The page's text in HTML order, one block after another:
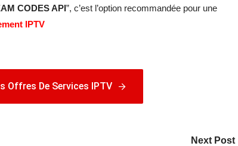
CODES API”, c’est l’option recommandée pour une
IPTV
Offres De Services IPTV
Next Post